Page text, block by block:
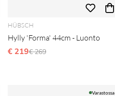
HÜBSCH
Hylly 'Forma' 44cm - Luonto
€ 219Normaali hinta
€ 269
Varastossa